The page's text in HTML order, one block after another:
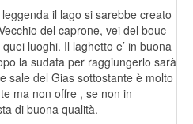
il lago si sarebbe creato
del caprone, vei del bouc
luoghi. Il laghetto e’ in buona
la sudata per raggiungerlo sarà
sale del Gias sottostante è molto
ma non offre , se non in
di buona qualità.